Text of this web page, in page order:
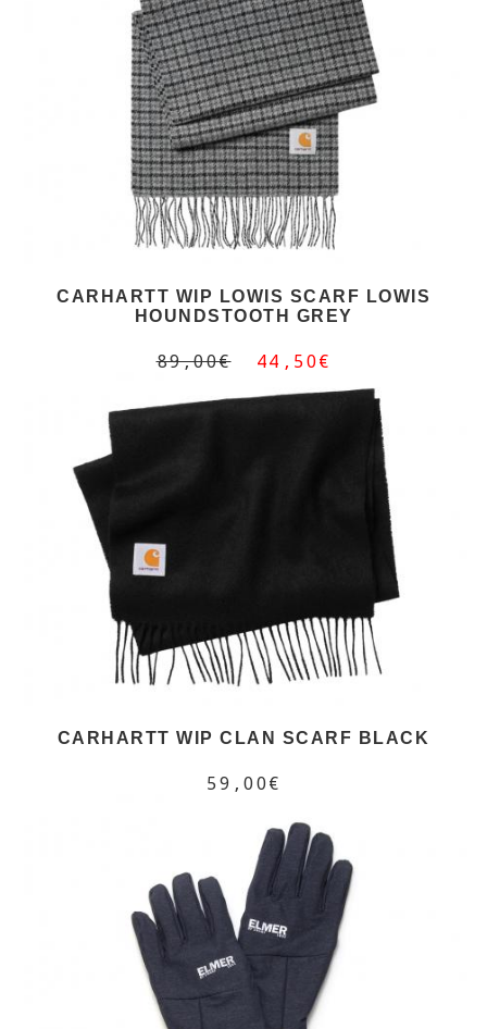
CARHARTT WIP LOWIS SCARF LOWIS
HOUNDSTOOTH GREY
89,00€ 44,50€
CARHARTT WIP CLAN SCARF BLACK
59,00€